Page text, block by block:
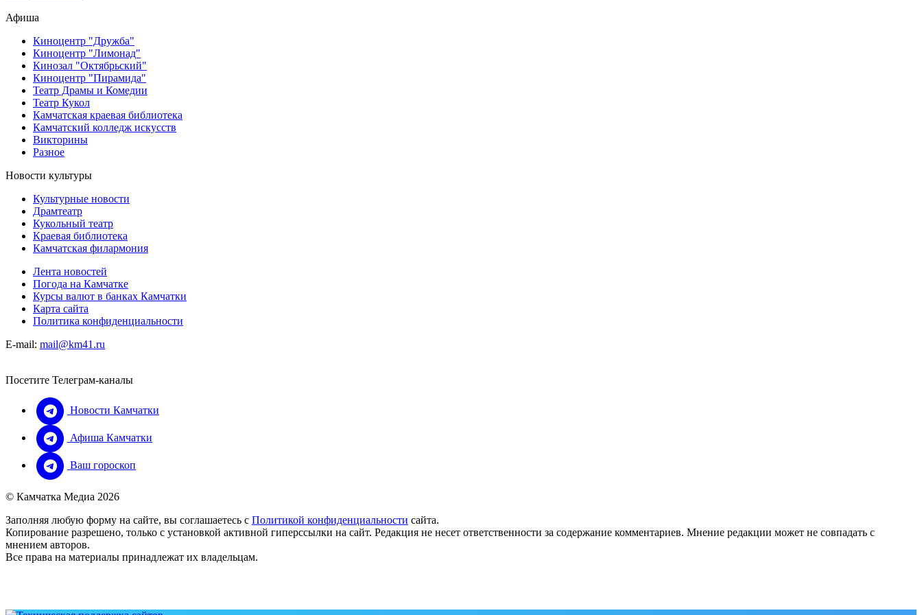
Афиша
Киноцентр "Дружба"
Киноцентр "Лимонад"
Кинозал "Октябрьский"
Киноцентр "Пирамида"
Театр Драмы и Комедии
Театр Кукол
Камчатская краевая библиотека
Камчатский колледж искусств
Викторины
Разное
Новости культуры
Культурные новости
Драмтеатр
Кукольный театр
Краевая библиотека
Камчатская филармония
Лента новостей
Погода на Камчатке
Курсы валют в банках Камчатки
Карта сайта
Политика конфиденциальности
E-mail: mail@km41.ru
Посетите Телеграм-каналы
Новости Камчатки
Афиша Камчатки
Ваш гороскоп
© Камчатка Медиа 2026
Заполняя любую форму на сайте, вы соглашаетесь с Политикой конфиденциальности сайта.
Копирование разрешено, только с установкой активной гиперссылки на сайт. Редакция не несет ответственности за содержание комментариев. Мнение редакции может не совпадать с
мнением авторов.
Все права на материалы принадлежат их владельцам.